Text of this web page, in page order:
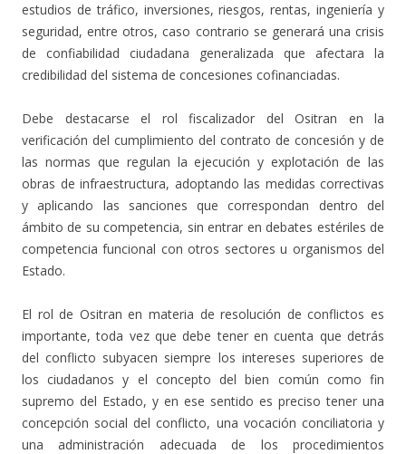
estudios de tráfico, inversiones, riesgos, rentas, ingeniería y
seguridad, entre otros, caso contrario se generará una crisis
de confiabilidad ciudadana generalizada que afectara la
credibilidad del sistema de concesiones cofinanciadas.
Debe destacarse el rol fiscalizador del Ositran en la
verificación del cumplimiento del contrato de concesión y de
las normas que regulan la ejecución y explotación de las
obras de infraestructura, adoptando las medidas correctivas
y aplicando las sanciones que correspondan dentro del
ámbito de su competencia, sin entrar en debates estériles de
competencia funcional con otros sectores u organismos del
Estado.
El rol de Ositran en materia de resolución de conflictos es
importante, toda vez que debe tener en cuenta que detrás
del conflicto subyacen siempre los intereses superiores de
los ciudadanos y el concepto del bien común como fin
supremo del Estado, y en ese sentido es preciso tener una
concepción social del conflicto, una vocación conciliatoria y
una administración adecuada de los procedimientos